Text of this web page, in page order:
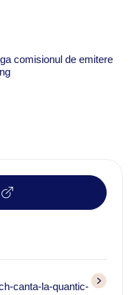
comisionul de emitere
canta-la-quantic-